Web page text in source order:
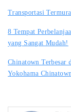
Transportasi
8 Tempat
yang Sangat Mudah!
Chinatown Terbesar
Yokohama